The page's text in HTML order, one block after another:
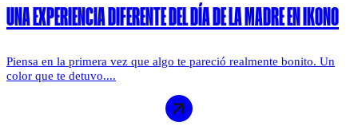
UNA EXPERIENCIA DIFERENTE DEL DÍA DE LA MADRE EN IKONO
Piensa en la primera vez que algo te pareció realmente bonito. Un
color que te detuvo....